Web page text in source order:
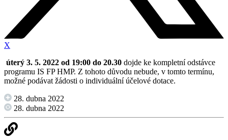
X
úterý 3. 5. 2022 od 19:00 do 20.30 dojde ke kompletní odstávce
programu IS FP HMP. Z tohoto důvodu nebude, v tomto termínu,
možné podávat žádosti o individuální účelové dotace.
28. dubna 2022
28. dubna 2022